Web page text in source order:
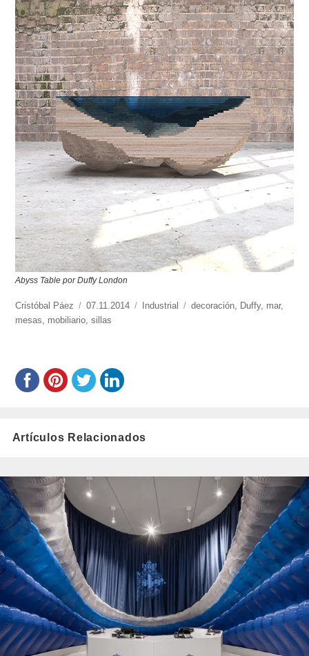
Abyss Table por Duffy London
https://www.experimenta.es/author/cristobal-
paez/
Cristóbal Páez
Publicado
el
07.11.2014 Categorías
Industrial Etiquetas
decoración Duffy, mar,
mesas
mobiliario ,sillas
Artículos Relacionados